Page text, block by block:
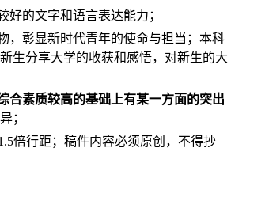
的文字和语言表达能力；
，彰显新时代青年的使命与担当；本科
生分享大学的收获和感悟，对新生的大
合素质较高的基础上有某一方面的突出
；
倍行距；稿件内容必须原创，不得抄